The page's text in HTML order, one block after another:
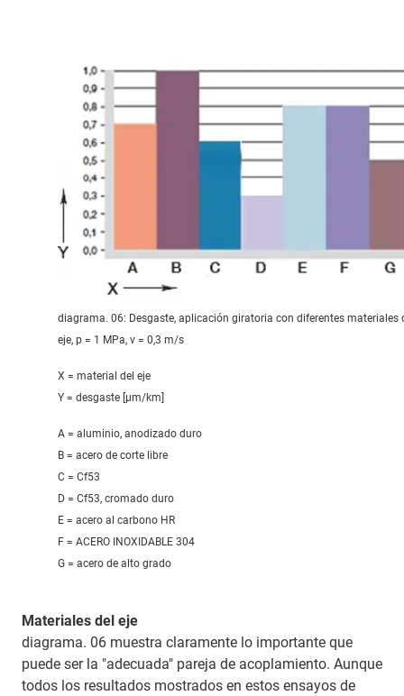
diagrama. 06: Desgaste, aplicación giratoria con diferentes materiales
eje, p = 1 MPa, v = 0,3 m/s
X = material del eje
Y = desgaste [μm/km]
A = aluminio, anodizado duro
B = acero de corte libre
C = Cf53
D = Cf53, cromado duro
E = acero al carbono HR
F = ACERO INOXIDABLE 304
G = acero de alto grado
Materiales del eje
diagrama. 06 muestra claramente lo importante que
puede ser la "adecuada" pareja de acoplamiento. Aunque
todos los resultados mostrados en estos ensayos de